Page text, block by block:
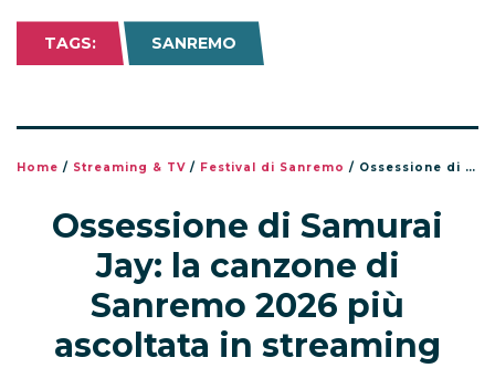
TAGS: SANREMO
Home / Streaming & TV / Festival di Sanremo / Ossessione di Samurai Jay: la canzone di Sanremo 2026 più ascoltata in streaming
Ossessione di Samurai
Jay: la canzone di
Sanremo 2026 più
ascoltata in streaming